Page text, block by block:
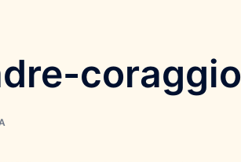
coraggio